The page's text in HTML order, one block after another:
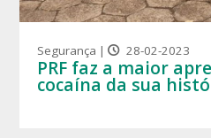
Segurança | 28-02-2023
PRF faz a maior
cocaína da sua